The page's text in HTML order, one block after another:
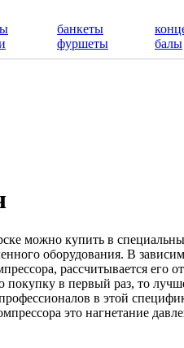
банкеты
фуршеты
балы
можно купить в
оборудования. В
рассчитывается его
покупку в первый раз, то
в этой
это нагнетание